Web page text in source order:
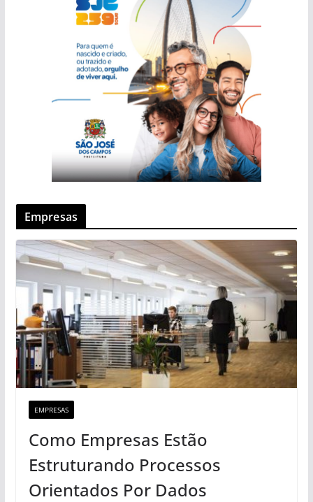
Empresas
EMPRESAS
Como Empresas Estão
Estruturando Processos
Orientados Por Dados